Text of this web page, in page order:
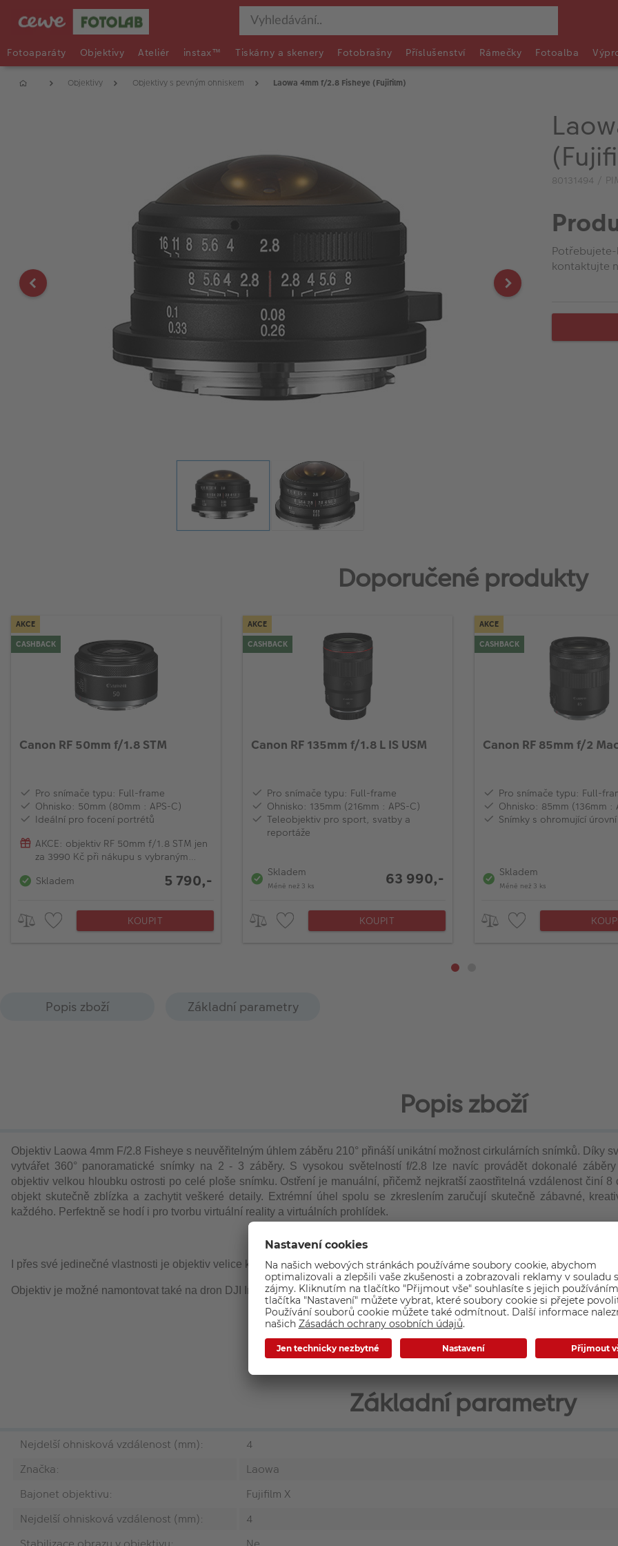
Fotoaparáty Objektivy Ateliér instax™ Tiskárny a skenery Fotobrašny Příslušenství Rámečky Fotoalba
Objektivy Objektivy s pevným ohniskem Laowa 4mm f/2.8 Fisheye (Fujifilm)
80131494 /
kontaktujte
Doporučené produkty
AKCE
CASHBACK
Canon RF 50mm f/1.8 STM
Pro snímače typu: Full-frame
Ohnisko: 50mm (80mm : APS-C)
Ideální pro focení portrétů
AKCE: objektiv RF 50mm f/1.8 STM jen
za 3990 Kč při nákupu s vybraným
Skladem 5 790,-
KOUPIT
AKCE
CASHBACK
Canon RF 135mm f/1.8 L IS USM
Pro snímače typu: Full-frame
Ohnisko: 135mm (216mm : APS-C)
Teleobjektiv pro sport, svatby a
reportáže
Skladem
Méně než 3 ks 63 990,-
KOUPIT
AKCE
CASHBACK
Canon RF 85mm f/2
Pro snímače typu: Full-
Ohnisko: 85mm (136mm :
Snímky s ohromující
Skladem
Méně než 3 ks
Popis zboží Základní parametry
Popis zboží
Objektiv Laowa 4mm F/2.8 Fisheye s neuvěřitelným úhlem záběru 210° přináší unikátní možnost cirkulárních snímků. Díky
vytvářet 360° panoramatické snímky na 2 - 3 záběry. S vysokou světelností f/2.8 lze navíc provádět dokonalé
objektiv velkou hloubku ostrosti po celé ploše snímku. Ostření je manuální, přičemž nejkratší zaostřitelná vzdálenost činí 8
objekt skutečně zblízka a zachytit veškeré detaily. Extrémní úhel spolu se zkreslením zaručují skutečně zábavné,
každého. Perfektně se hodí i pro tvorbu virtuální reality a virtuálních prohlídek.
I přes své jedinečné vlastnosti je objektiv velice kompaktní a váží pouhých 135g. Lze jej tak vzít kamkoli a kdykoli s sebou.
Objektiv je možné namontovat také na dron DJI Inspire X5 a pořizovat nevídaně originální video záběry.
Základní parametry
Nejdelší ohnisková vzdálenost (mm):
4
Značka:
Laowa
Bajonet objektivu:
Fujifilm X
Nejdelší ohnisková vzdálenost (mm):
4